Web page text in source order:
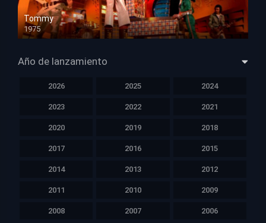
Tommy
1975
HD 1080p
Año de lanzamiento
2026 2025 2024
2023 2022 2021
2020 2019 2018
2017 2016 2015
2014 2013 2012
2011 2010 2009
2008 2007 2006